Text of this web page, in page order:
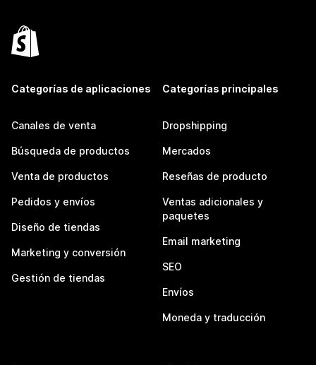
Categorías de aplicaciones
Canales de venta
Búsqueda de productos
Venta de productos
Pedidos y envíos
Diseño de tiendas
Marketing y conversión
Gestión de tiendas
Categorías principales
Dropshipping
Mercados
Reseñas de producto
Ventas adicionales y
paquetes
Email marketing
SEO
Envíos
Moneda y traducción